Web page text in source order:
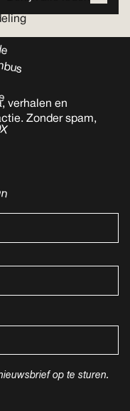
verhalen en
Zonder spam,
op te sturen.